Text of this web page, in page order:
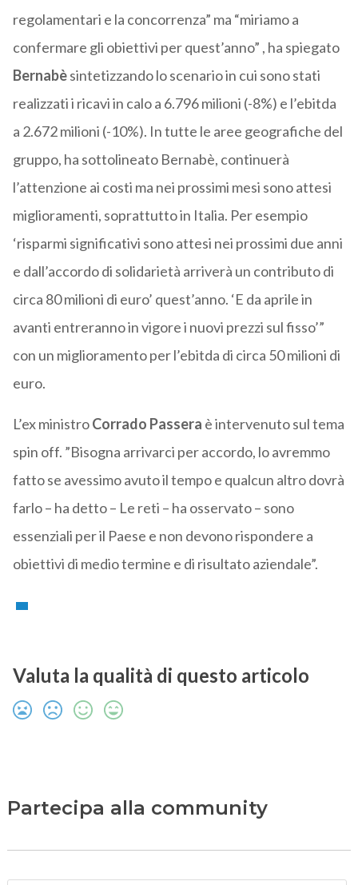
regolamentari e la concorrenza” ma “miriamo a
confermare gli obiettivi per quest’anno” , ha spiegato
Bernabèsintetizzando lo scenario in cui sono stati
realizzati i ricavi in calo a 6.796 milioni (-8%) e l’ebitda
a 2.672 milioni (-10%). In tutte le aree geografiche del
gruppo, ha sottolineato Bernabè, continuerà
l’attenzione ai costi ma nei prossimi mesi sono attesi
miglioramenti, soprattutto in Italia. Per esempio
‘risparmi significativi sono attesi nei prossimi due anni
e dall’accordo di solidarietà arriverà un contributo di
circa 80 milioni di euro’ quest’anno. ‘E da aprile in
avanti entreranno in vigore i nuovi prezzi sul fisso’”
con un miglioramento per l’ebitda di circa 50 milioni di
euro.
L’ex ministroCorrado Passera è intervenuto sul tema
spin off. ”Bisogna arrivarci per accordo, lo avremmo
fatto se avessimo avuto il tempo e qualcun altro dovrà
farlo – ha detto – Le reti – ha osservato – sono
essenziali per il Paese e non devono rispondere a
obiettivi di medio termine e di risultato aziendale”.
Valuta la qualità di questo articolo
Partecipa alla community